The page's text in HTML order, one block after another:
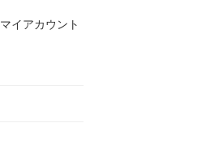
マイアカウント